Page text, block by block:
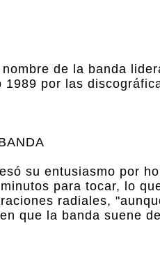
de la banda
por las
su entusiasmo por
para tocar, lo
radiales,
que la banda suene